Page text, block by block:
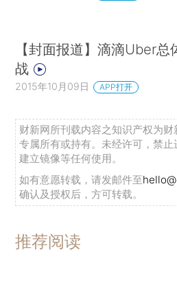
【封面报道】滴滴Uber总
战
2015年10月09日 APP打开
财新网所刊载内容之知识产权为
专属所有或持有。未经许可，禁
建立镜像等任何使用。
如有意愿转载，请发邮件至
确认及授权后，方可转载。
推荐阅读